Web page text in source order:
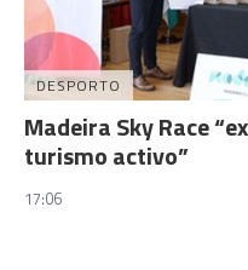
DESPORTO
Madeira Sky Race
turismo activo”
17:06